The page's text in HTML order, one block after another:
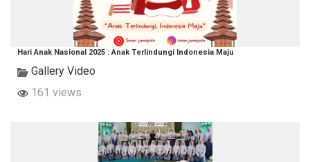
Hari Anak Nasional 2025 : Anak Terlindungi Indonesia Maju
Gallery Video
161 views